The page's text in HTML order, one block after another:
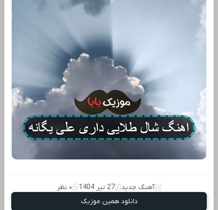
آهنگ جدید 27 تیر 1404
۰ نظر
دانلود همین موزیک